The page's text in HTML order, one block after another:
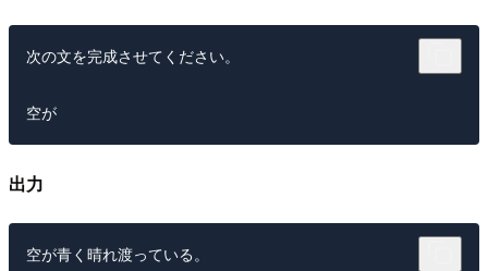
次の文を完成させてください。
出力